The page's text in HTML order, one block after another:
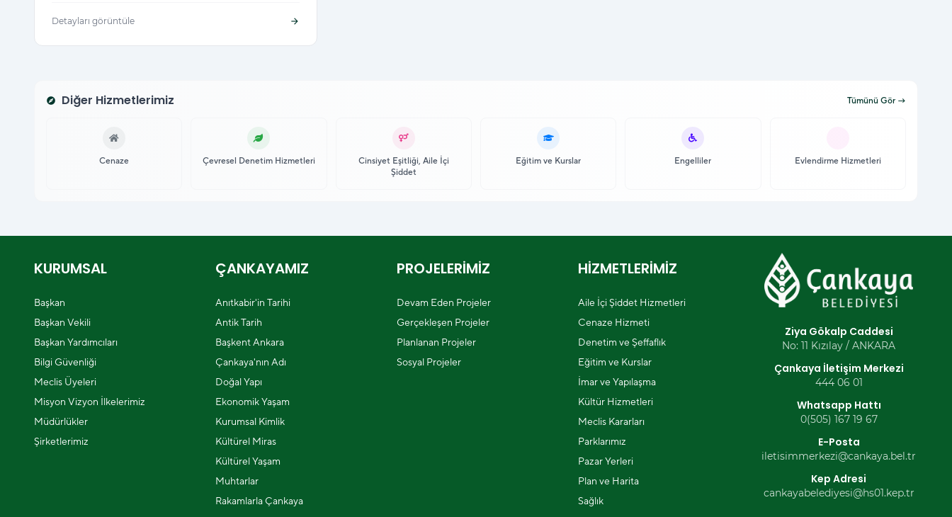
Detayları görüntüle arrow_forward
explore Diğer Hizmetlerimiz Tümünü Gör →
Cenaze Çevresel Denetim Hizmetleri
Cinsiyet Eşitliği, Aile İçi
Şiddet
Eğitim ve Kurslar Engelliler Evlendirme Hizmetleri
KURUMSAL
Başkan
Başkan Vekili
Başkan Yardımcıları
Bilgi Güvenliği
Meclis Üyeleri
Misyon Vizyon İlkelerimiz
Müdürlükler
Şirketlerimiz
ÇANKAYAMIZ
Anıtkabir'in Tarihi
Antik Tarih
Başkent Ankara
Çankaya'nın Adı
Doğal Yapı
Ekonomik Yaşam
Kurumsal Kimlik
Kültürel Miras
Kültürel Yaşam
Muhtarlar
Rakamlarla Çankaya
PROJELERİMİZ
Devam Eden Projeler
Gerçekleşen Projeler
Planlanan Projeler
Sosyal Projeler
HİZMETLERİMİZ
Aile İçi Şiddet Hizmetleri
Cenaze Hizmeti
Denetim ve Şeffaflık
Eğitim ve Kurslar
İmar ve Yapılaşma
Kültür Hizmetleri
Meclis Kararları
Parklarımız
Pazar Yerleri
Plan ve Harita
Sağlık
Ziya Gökalp Caddesi
No: 11 Kızılay / ANKARA
Çankaya İletişim Merkezi
444 06 01
Whatsapp Hattı
0(505) 167 19 67
E-Posta
iletisimmerkezi@cankaya.bel.tr
Kep Adresi
cankayabelediyesi@hs01.kep.tr